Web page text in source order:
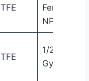
TFE
Female
NPT
TFE
1/2″
Gyrolok®